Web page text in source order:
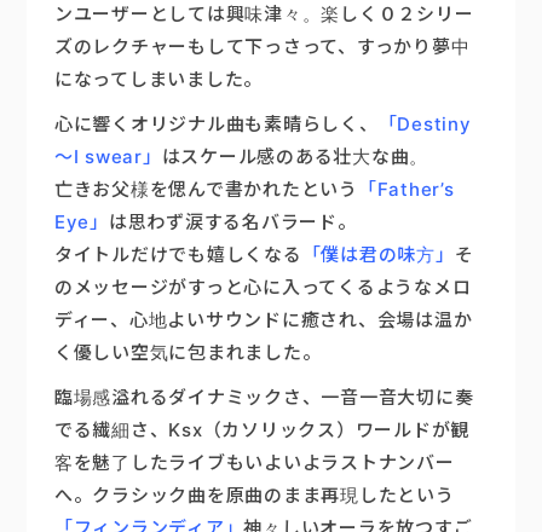
ンユーザーとしては興味津々。楽しく０２シリー
ズのレクチャーもして下っさって、すっかり夢中
になってしまいました。
心に響くオリジナル曲も素晴らしく、
「Destiny
～I swear」 はスケール感のある壮大な曲。
亡きお父様を偲んで書かれたという
「Father’s
Eye」 は思わず涙する名バラード。
タイトルだけでも嬉しくなる
「僕は君の味方」 そ
のメッセージがすっと心に入ってくるようなメロ
ディー、心地よいサウンドに癒され、会場は温か
く優しい空気に包まれました。
臨場感溢れるダイナミックさ、一音一音大切に奏
でる繊細さ、Ksx（カソリックス）ワールドが観
客を魅了したライブもいよいよラストナンバー
へ。クラシック曲を原曲のまま再現したという